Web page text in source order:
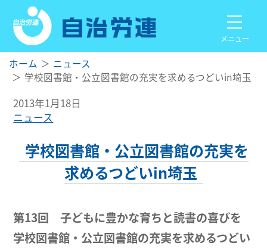
メニュー
ホーム
ニュース
学校図書館・公立図書館の充実を求めるつどいin埼玉
2013年1月18日
ニュース
学校図書館・公立図書館の充実を
求めるつどいin埼玉
第13回 子どもに豊かな育ちと読書の喜びを
学校図書館・公立図書館の充実を求めるつどい